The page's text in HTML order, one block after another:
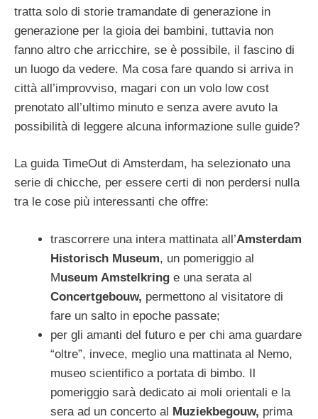
tratta solo di storie tramandate di generazione in
generazione per la gioia dei bambini, tuttavia non
fanno altro che arricchire, se è possibile, il fascino di
un luogo da vedere. Ma cosa fare quando si arriva in
città all’improvviso, magari con un volo low cost
prenotato all’ultimo minuto e senza avere avuto la
possibilità di leggere alcuna informazione sulle guide?
La guida TimeOut di Amsterdam, ha selezionato una
serie di chicche, per essere certi di non perdersi nulla
tra le cose più interessanti che offre:
trascorrere una intera mattinata all’Amsterdam
Historisch Museum, un pomeriggio al
Museum Amstelkring e una serata al
Concertgebouw, permettono al visitatore di
fare un salto in epoche passate;
per gli amanti del futuro e per chi ama guardare
“oltre”, invece, meglio una mattinata al Nemo,
museo scientifico a portata di bimbo. Il
pomeriggio sarà dedicato ai moli orientali e la
sera ad un concerto al Muziekbegouw, prima